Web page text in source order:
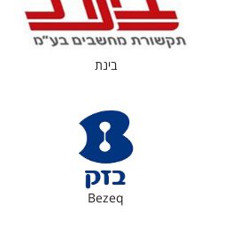
בינת
Bezeq